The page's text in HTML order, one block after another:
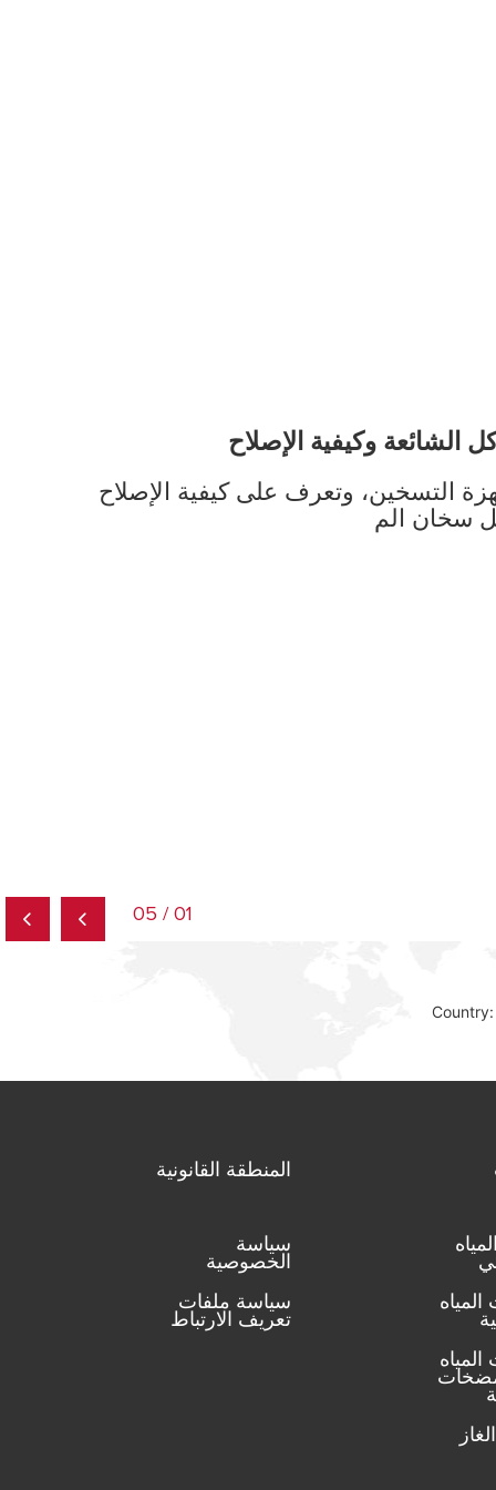
الشائعة وكيفية الإصلاح
وتعرف على كيفية الإصلاح
01 / 05
المنطقة القانونية
سياسة
الخصوصية
سياسة ملفات
تعريف الارتباط